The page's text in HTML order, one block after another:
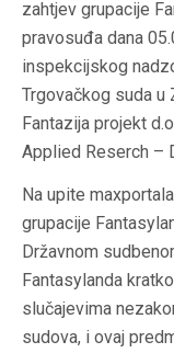
zahtjev grupacije
pravosuđa dana
inspekcijskog
Trgovačkog suda u
Fantazija projekt
Applied Reserch –
Na upite
grupacije
Državnom
Fantasylanda
slučajevima
sudova, i ovaj